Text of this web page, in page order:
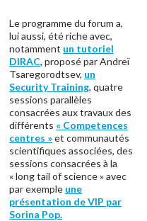
Le programme du forum a,
lui aussi, été riche avec,
notamment un tutoriel
DIRAC, proposé par Andreï
Tsaregorodtsev, un
Security Training, quatre
sessions parallèles
consacrées aux travaux des
différents « Competences
centres »et communautés
scientifiques associées, des
sessions consacrées à la
« long tail of science » avec
par exemple une
présentation de VIP par
Sorina Pop.